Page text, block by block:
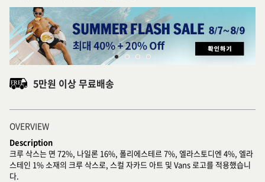
5만원 이상 무료배송
OVERVIEW
Description
크루 삭스는 면 72%, 나일론 16%, 폴리에스테르 7%, 엘라스토디엔 4%, 엘라
스테인 1% 소재의 크루 삭스로, 스컬 자카드 아트 및 Vans 로고를 적용했습니
다.